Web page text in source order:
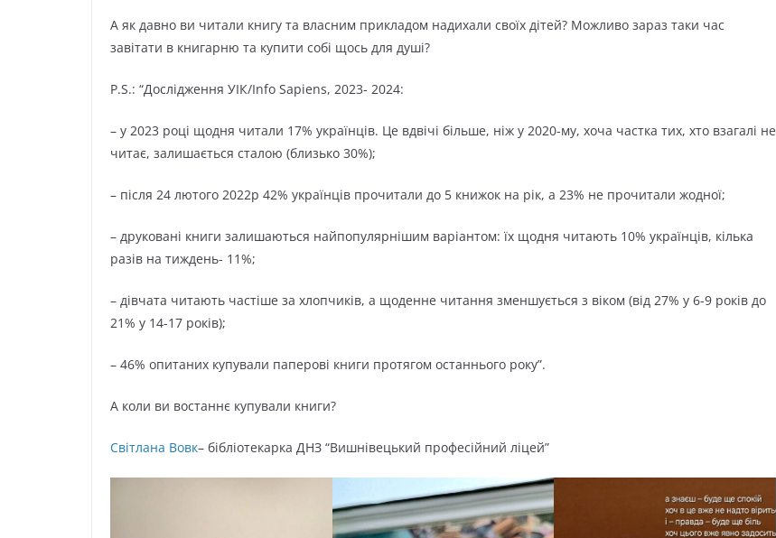
А як давно ви читали книгу та власним прикладом надихали своїх дітей? Можливо зараз таки час
завітати в книгарню та купити собі щось для душі?
P.S.: “Дослідження УІК/Info Sapiens, 2023- 2024:
– у 2023 році щодня читали 17% українців. Це вдвічі більше, ніж у 2020-му, хоча частка тих, хто взагалі не
читає, залишається сталою (близько 30%);
– після 24 лютого 2022р 42% українців прочитали до 5 книжок на рік, а 23% не прочитали жодної;
– друковані книги залишаються найпопулярнішим варіантом: їх щодня читають 10% українців, кілька
разів на тиждень- 11%;
– дівчата читають частіше за хлопчиків, а щоденне читання зменшується з віком (від 27% у 6-9 років до
21% у 14-17 років);
– 46% опитаних купували паперові книги протягом останнього року”.
А коли ви востаннє купували книги?
Світлана Вовк– бібліотекарка ДНЗ “Вишнівецький професійний ліцей”